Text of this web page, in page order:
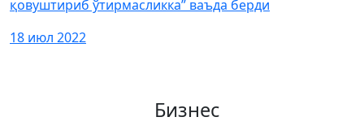
қовуштириб ўтирмасликка” ваъда берди
18 июл 2022
Бизнес